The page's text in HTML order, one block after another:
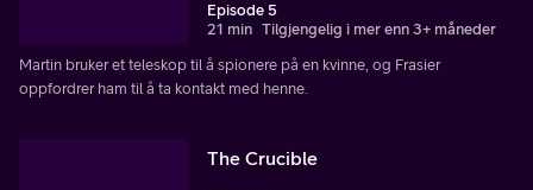
Episode 5
21 min Tilgjengelig i mer enn 3+ måneder
Martin bruker et teleskop til å spionere på en kvinne, og Frasier
oppfordrer ham til å ta kontakt med henne.
The Crucible